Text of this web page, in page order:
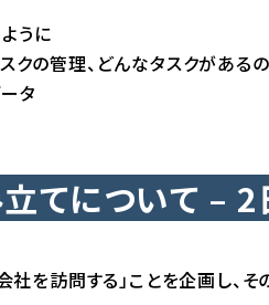
うに
クの管理、どんなタスクがあ
タ
てについて –
を訪問する」ことを企画し、そ